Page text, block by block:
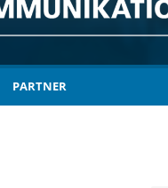
PARTNER